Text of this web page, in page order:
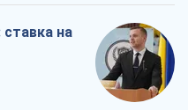
ставка на